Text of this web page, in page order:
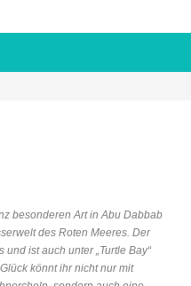
besonderen Art in Abu Dabbab
des Roten Meeres. Der
ist auch unter „Turtle Bay“
könnt ihr nicht nur mit